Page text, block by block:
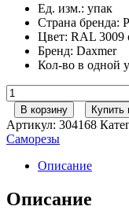
Ед. изм.: упак
Страна бренда:
Цвет: RAL 3009
Бренд: Daxmer
Кол-во в одной
Количество
товара
Саморезы
4,8х70
RAL
3009
оксидно-
красный
В корзину Купить
Артикул: 304168
Саморезы
Описание
Описание